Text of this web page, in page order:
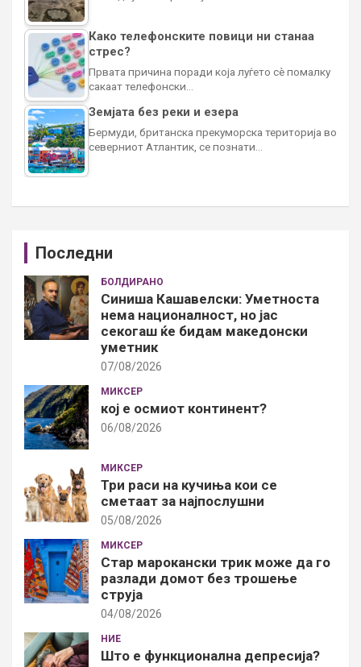
Како телефонските повици ни станаа
стрес?
Првата причина поради која луѓето сè помалку
сакаат телефонски…
Земјата без реки и езера
Бермуди, британска прекуморска територија во
северниот Атлантик, се познати…
Последни
БОЛДИРАНО
Синиша Кашавелски: Уметноста
нема националност, но јас
секогаш ќе бидам македонски
уметник
07/08/2026
МИКСЕР
кој е осмиот континент?
06/08/2026
МИКСЕР
Три раси на кучиња кои се
сметаат за најпослушни
05/08/2026
МИКСЕР
Стар марокански трик може да го
разлади домот без трошење
струја
04/08/2026
НИЕ
Што е функционална депресија?